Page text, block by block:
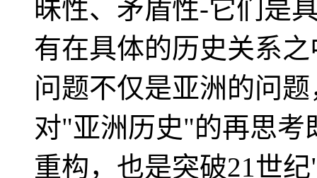
昧性、矛盾性-它们是
有在具体的历史关系
问题不仅是亚洲的问
对"亚洲历史"的再思考
重构，也是突破21世